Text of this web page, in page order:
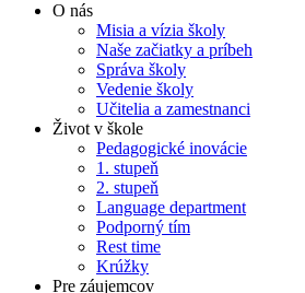
O nás
Misia a vízia školy
Naše začiatky a príbeh
Správa školy
Vedenie školy
Učitelia a zamestnanci
Život v škole
Pedagogické inovácie
1. stupeň
2. stupeň
Language department
Podporný tím
Rest time
Krúžky
Pre záujemcov